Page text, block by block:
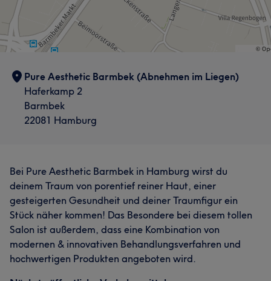
Pure Aesthetic Barmbek (Abnehmen im Liegen)
Haferkamp 2
Barmbek
22081 Hamburg
Bei Pure Aesthetic Barmbek in Hamburg wirst du
deinem Traum von porentief reiner Haut, einer
gesteigerten Gesundheit und deiner Traumfigur ein
Stück näher kommen! Das Besondere bei diesem tollen
Salon ist außerdem, dass eine Kombination von
modernen & innovativen Behandlungsverfahren und
hochwertigen Produkten angeboten wird.